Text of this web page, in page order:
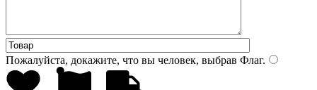
Пожалуйста, докажите, что вы человек, выбрав Флаг.